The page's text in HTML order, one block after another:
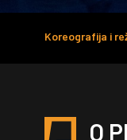
Koreografija i
O